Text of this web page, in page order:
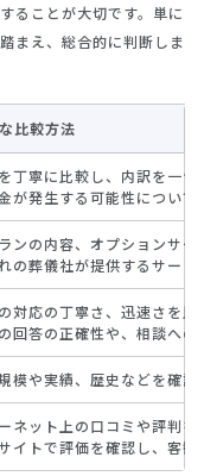
ることが大切です。単に
まえ、総合的に判断しま
比較方法
丁寧に比較し、内訳を一
が発生する可能性につい
ンの内容、オプションサ
の葬儀社が提供するサー
対応の丁寧さ、迅速さを比
回答の正確性や、相談へ
模や実績、歴史などを確
ネット上の口コミや評判
イトで評価を確認し、客